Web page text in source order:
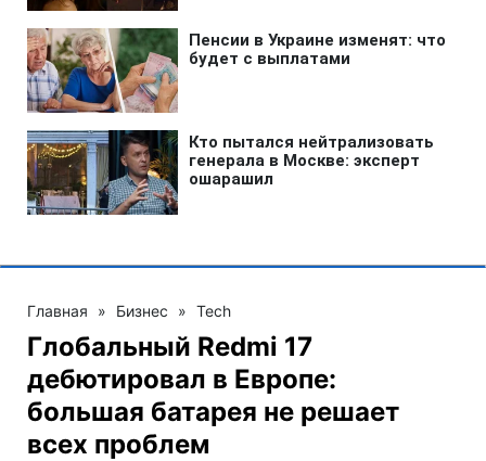
Главная » Бизнес » Tech
Глобальный Redmi 17
дебютировал в Европе:
большая батарея не решает
всех проблем